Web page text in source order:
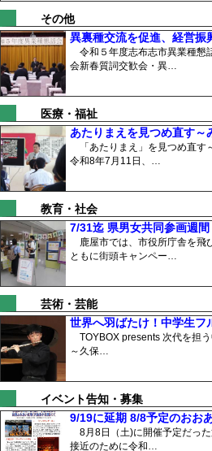
その他
異裏種交流を促進、経営
令和５年度志布志市異業種懇
会新春質詞交歓会・異…
医療・福祉
あたりまえを見つめ直す
「あたりまえ」を見つめ直す
令和8年7月11日、…
教育・社会
7/31迄 県男女共同参画週
鹿屋市では、市役所庁舎を飛
ともに街頭キャンペー…
芸術・芸能
世界へ羽ばたけ！中学生
TOYBOX presents 次代を担
～久保…
イベント告知・募集
9/19に延期 8/8予定のおお
8月8日（土)に開催予定だっ
接近のために令和…